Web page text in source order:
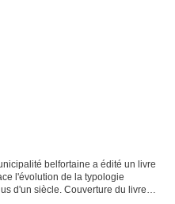
belfortaine a édité un livre
l'évolution de la typologie
d'un siècle. Couverture du livre